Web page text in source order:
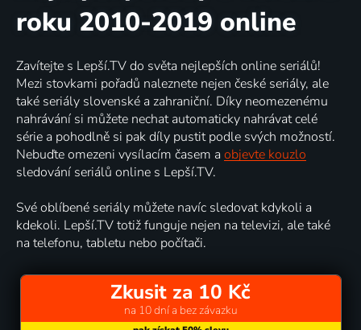
roku 2010-2019 online
Zavítejte s Lepší.TV do světa nejlepších online seriálů!
Mezi stovkami pořadů naleznete nejen české seriály, ale
také seriály slovenské a zahraniční. Díky neomezenému
nahrávání si můžete nechat automaticky nahrávat celé
série a pohodlně si pak díly pustit podle svých možností.
Nebuďte omezeni vysílacím časem a objevte kouzlo
sledování seriálů online s Lepší.TV.
Své oblíbené seriály můžete navíc sledovat kdykoli a
kdekoli. Lepší.TV totiž funguje nejen na televizi, ale také
na telefonu, tabletu nebo počítači.
Zkusit za 10 Kč
na 10 dní a bez závazku